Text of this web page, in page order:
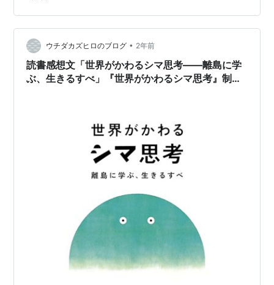
として古くから重要視されてきました。海上交通の要所
となるだけでなく、敵の侵攻を防ぐ砦の役割も果たしま
す。しかし、陸側から攻め込まれると逃げ場が少なくな
るという弱点もあります。 クリミア半島：黒海の覇…
ウチダカズヒロのブログ • 2年前
読書感想文「世界がかわるシマ思考――離島に学
ぶ、生きるすべ」『世界がかわるシマ思考』制作